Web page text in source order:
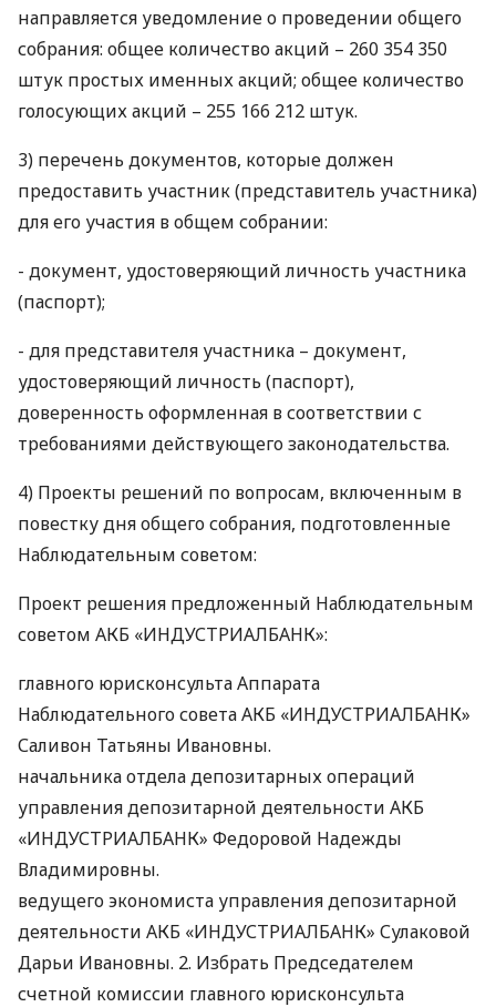
направляется уведомление о проведении общего
собрания: общее количество акций – 260 354 350
штук простых именных акций; общее количество
голосующих акций – 255 166 212 штук.
3) перечень документов, которые должен
предоставить участник (представитель участника)
для его участия в общем собрании:
- документ, удостоверяющий личность участника
(паспорт);
- для представителя участника – документ,
удостоверяющий личность (паспорт),
доверенность оформленная в соответствии с
требованиями действующего законодательства.
4) Проекты решений по вопросам, включенным в
повестку дня общего собрания, подготовленные
Наблюдательным советом:
Проект решения предложенный Наблюдательным
советом АКБ «ИНДУСТРИАЛБАНК»:
главного юрисконсульта Аппарата
Наблюдательного советаАКБ «ИНДУСТРИАЛБАНК»
Саливон Татьяны Ивановны.
начальника отдела депозитарных операций
управления депозитарной деятельности АКБ
«ИНДУСТРИАЛБАНК» Федоровой Надежды
Владимировны.
ведущего экономиста управления депозитарной
деятельности АКБ «ИНДУСТРИАЛБАНК» Сулаковой
Дарьи Ивановны. 2. Избрать Председателем
счетной комиссии главного юрисконсульта